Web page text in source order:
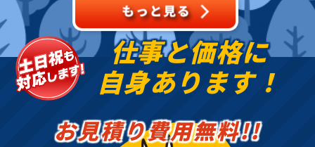
仕事と価格に
自身あります！
お見積り費用無料!!